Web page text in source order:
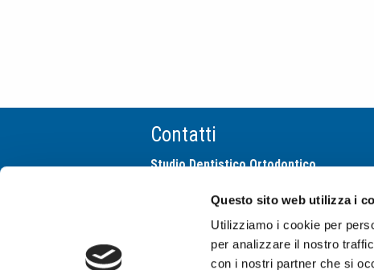
Questo sito web utilizza i
Utilizziamo i cookie per
per analizzare il nostro
con i nostri partner che si
Contatti
Studio Dentistico Ortodontico
via San Gregorio 10
20124 Milano
tel +39 02 29512542
info@studiocimafranchi.it